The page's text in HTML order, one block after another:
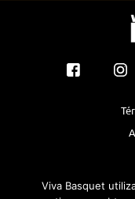
Viva Basquet